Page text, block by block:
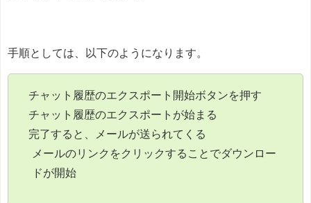
手順としては、以下のようになります。
チャット履歴のエクスポート開始ボタンを押す
チャット履歴のエクスポートが始まる
完了すると、メールが送られてくる
メールのリンクをクリックすることでダウンロー
ドが開始